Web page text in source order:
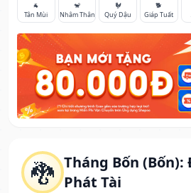
🐉 Tháng Bốn
Phát Tài
🐐
Tân Mùi
🐒
Nhâm Thân
🐓
Quý Dậu
🐕
Giáp Tuất